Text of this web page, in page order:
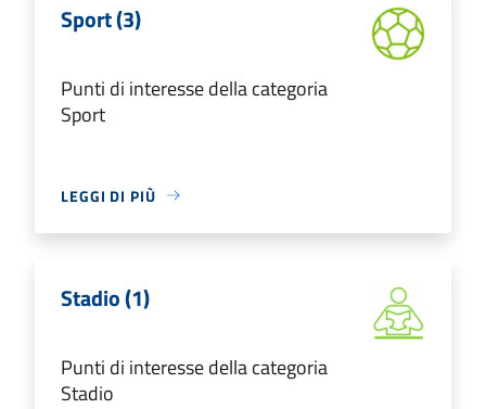
Sport (3)
Punti di interesse della categoria
Sport
LEGGI DI PIÙ
Stadio (1)
Punti di interesse della categoria
Stadio